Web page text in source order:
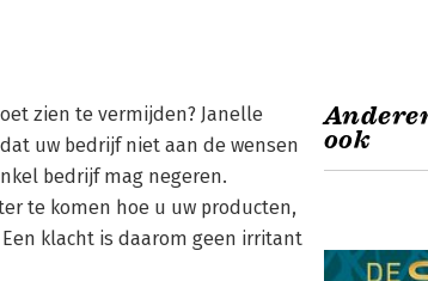
zien te vermijden? Janelle
uw bedrijf niet aan de wensen
bedrijf mag negeren.
te komen hoe u uw producten,
klacht is daarom geen irritant
ook